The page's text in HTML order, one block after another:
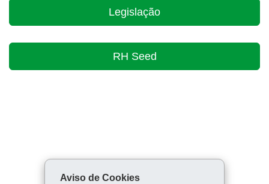
Legislação
RH Seed
Aviso de Cookies